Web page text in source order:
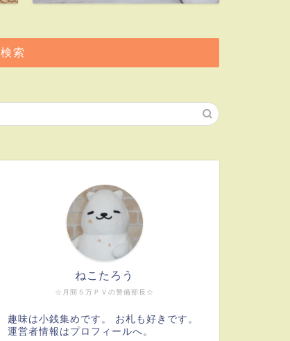
検索
☆月間５万ＰＶの警備部長☆
ねこたろう
趣味は小銭集めです。 お札も好きです。
運営者情報はプロフィールへ。